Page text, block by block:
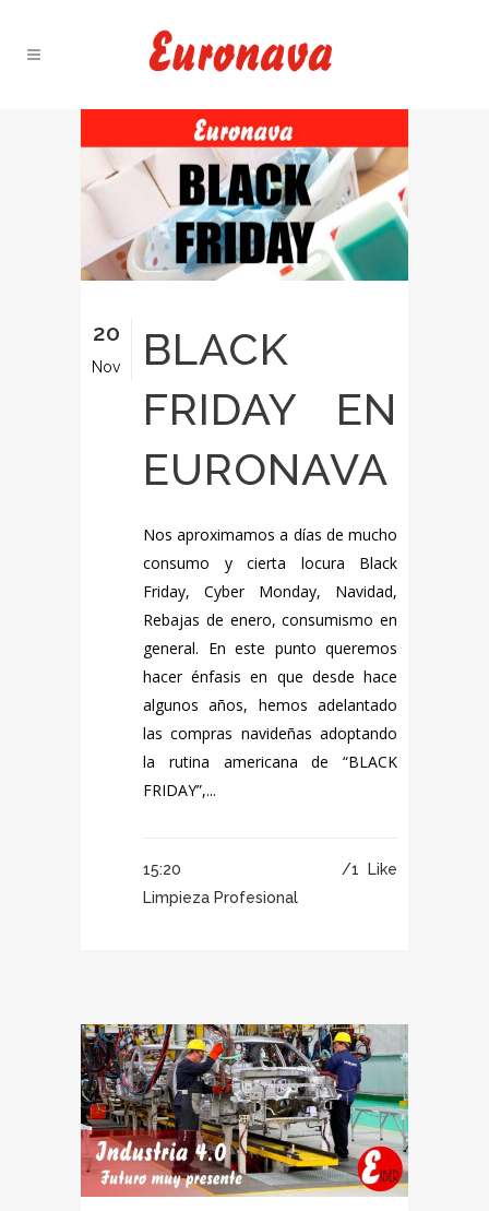
20
Nov
BLACK
FRIDAY EN
EURONAVA
Nos aproximamos a días de mucho
consumo y cierta locura Black
Friday, Cyber Monday, Navidad,
Rebajas de enero, consumismo en
general. En este punto queremos
hacer énfasis en que desde hace
algunos años, hemos adelantado
las compras navideñas adoptando
la rutina americana de “BLACK
FRIDAY”,...
15:20 /
Limpieza Profesional
1 Like